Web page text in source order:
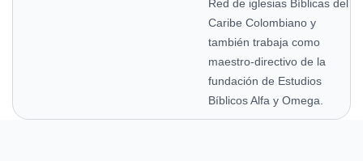
Red de iglesias Bíblicas del
Caribe Colombiano y
también trabaja como
maestro-directivo de la
fundación de Estudios
Bíblicos Alfa y Omega.